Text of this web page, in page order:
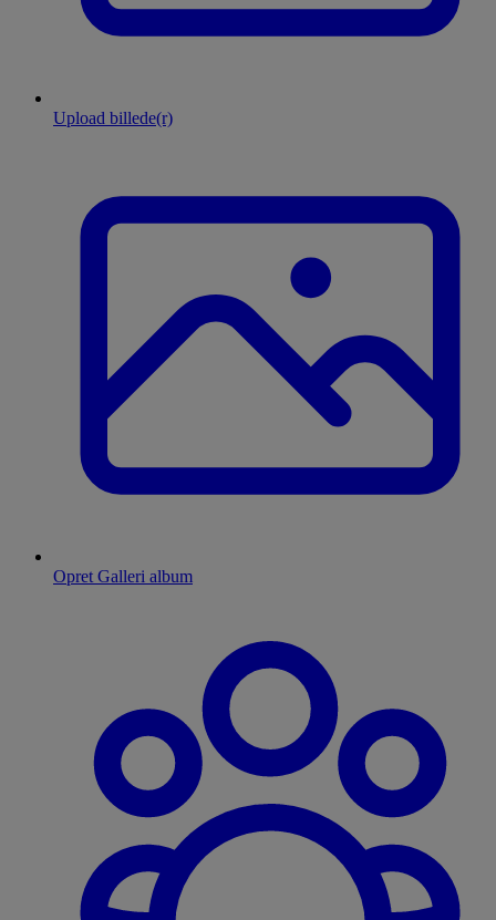
Upload billede(r)
Opret Galleri album